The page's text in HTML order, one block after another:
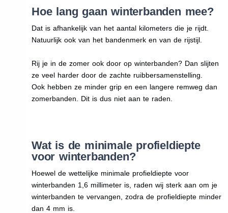
Hoe lang gaan winterbanden mee?
Dat is afhankelijk van het aantal kilometers die je rijdt.
Natuurlijk ook van het bandenmerk en van de rijstijl.
Rij je in de zomer ook door op winterbanden? Dan slijten
ze veel harder door de zachte ruibbersamenstelling.
Ook hebben ze minder grip en een langere remweg dan
zomerbanden. Dit is dus niet aan te raden.
Wat is de minimale profieldiepte
voor winterbanden?
Hoewel de wettelijke minimale profieldiepte voor
winterbanden 1,6 millimeter is, raden wij sterk aan om je
winterbanden te vervangen, zodra de profieldiepte minder
dan 4 mm is.